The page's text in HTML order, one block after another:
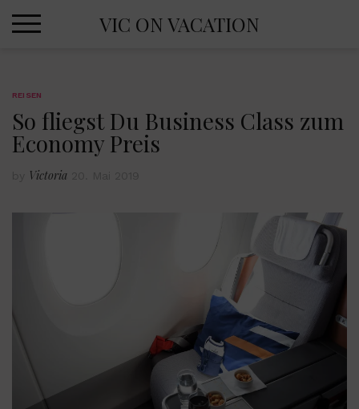
VIC ON VACATION
REISEN
So fliegst Du Business Class zum
Economy Preis
Victoria